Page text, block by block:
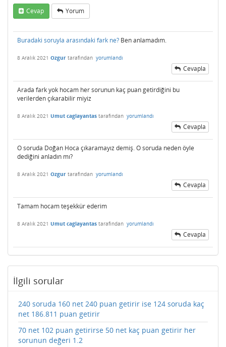
Cevap Yorum
Buradaki soruyla arasındaki fark ne? Ben anlamadım.
8 Aralık 2021 Ozgur tarafından yorumlandı
Cevapla
Arada fark yok hocam her sorunun kaç puan getirdiğini bu
verilerden çıkarabilir miyiz
8 Aralık 2021 Umut caglayantas tarafından yorumlandı
Cevapla
O soruda Doğan Hoca çıkaramayız demiş. O soruda neden öyle
dediğini anladın mı?
8 Aralık 2021 Ozgur tarafından yorumlandı
Cevapla
Tamam hocam teşekkür ederim
8 Aralık 2021 Umut caglayantas tarafından yorumlandı
Cevapla
İlgili sorular
240 soruda 160 net 240 puan getirir ise 124 soruda kaç
net 186.811 puan getirir
70 net 102 puan getirirse 50 net kaç puan getirir her
sorunun değeri 1.2